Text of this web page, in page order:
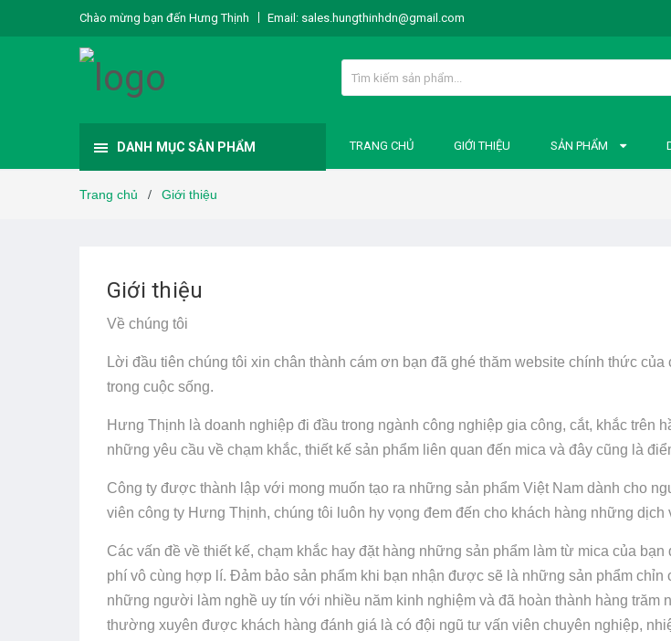
Chào mừng bạn đến Hưng Thịnh Email: sales.hungthinhdn@gmail.com
DANH MỤC SẢN PHẨM TRANG CHỦ GIỚI THIỆU SẢN PHẨM
Trang chủ / Giới thiệu
Giới thiệu
Về chúng tôi
Lời đầu tiên chúng tôi xin chân thành cám ơn bạn đã ghé thăm website chính thức
trong cuộc sống.
Hưng Thịnh là doanh nghiệp đi đầu trong ngành công nghiệp gia công, cắt, khắc trên
những yêu cầu về chạm khắc, thiết kế sản phẩm liên quan đến mica và đây cũng là
Công ty được thành lập với mong muốn tạo ra những sản phẩm Việt Nam dành cho
viên công ty Hưng Thịnh, chúng tôi luôn hy vọng đem đến cho khách hàng những
Các vấn đề về thiết kế, chạm khắc hay đặt hàng những sản phẩm làm từ mica của
phí vô cùng hợp lí. Đảm bảo sản phẩm khi bạn nhận được sẽ là những sản phẩm
những người làm nghề uy tín với nhiều năm kinh nghiệm và đã hoàn thành hàng
thường xuyên được khách hàng đánh giá là có đội ngũ tư vấn viên chuyên nghiệp,